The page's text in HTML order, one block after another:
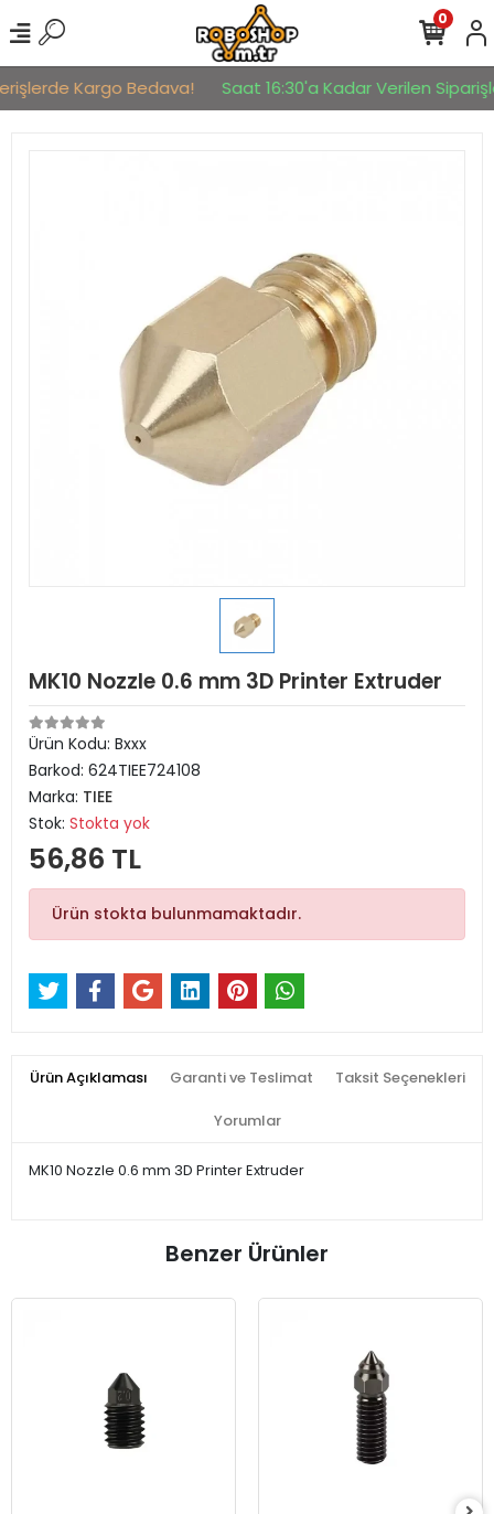
Kargo Bedava! Saat 16:30'a Kadar Verilen
0
MK10 Nozzle 0.6 mm 3D Printer Extruder
Ürün Kodu: Bxxx
Barkod: 624TIEE724108
Marka: TIEE
Stok: Stokta yok
56,86 TL
Ürün stokta bulunmamaktadır.
Ürün Açıklaması Garanti ve Teslimat Taksit Seçenekleri
Yorumlar
MK10 Nozzle 0.6 mm 3D Printer Extruder
Benzer Ürünler